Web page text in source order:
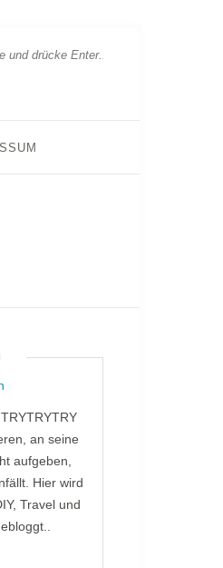
an seine
aufgeben,
Hier wird
Travel und